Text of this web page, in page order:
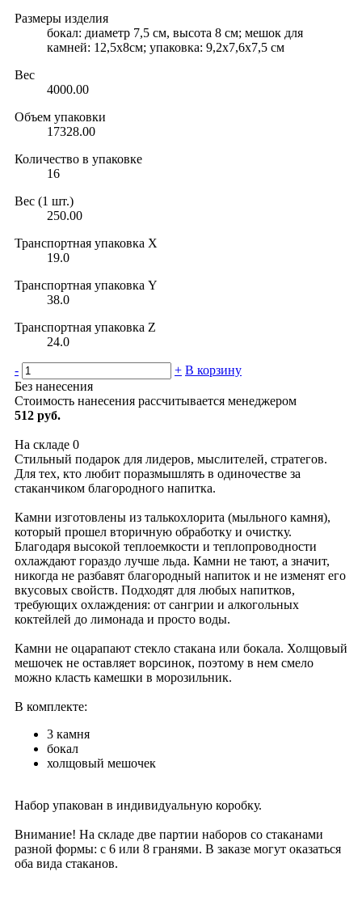
Размеры изделия
бокал: диаметр 7,5 см, высота 8 см; мешок для
камней: 12,5х8см; упаковка: 9,2х7,6х7,5 см
Вес
4000.00
Объем упаковки
17328.00
Количество в упаковке
16
Вес (1 шт.)
250.00
Транспортная упаковка X
19.0
Транспортная упаковка Y
38.0
Транспортная упаковка Z
24.0
- + В корзину
Без нанесения
Стоимость нанесения рассчитывается менеджером
512 руб.
На складе 0
Стильный подарок для лидеров, мыслителей, стратегов.
Для тех, кто любит поразмышлять в одиночестве за
стаканчиком благородного напитка.
Камни изготовлены из талькохлорита (мыльного камня),
который прошел вторичную обработку и очистку.
Благодаря высокой теплоемкости и теплопроводности
охлаждают гораздо лучше льда. Камни не тают, а значит,
никогда не разбавят благородный напиток и не изменят его
вкусовых свойств. Подходят для любых напитков,
требующих охлаждения: от сангрии и алкогольных
коктейлей до лимонада и просто воды.
Камни не оцарапают стекло стакана или бокала. Холщовый
мешочек не оставляет ворсинок, поэтому в нем смело
можно класть камешки в морозильник.
В комплекте:
3 камня
бокал
холщовый мешочек
Набор упакован в индивидуальную коробку.
Внимание! На складе две партии наборов со стаканами
разной формы: с 6 или 8 гранями. В заказе могут оказаться
оба вида стаканов.